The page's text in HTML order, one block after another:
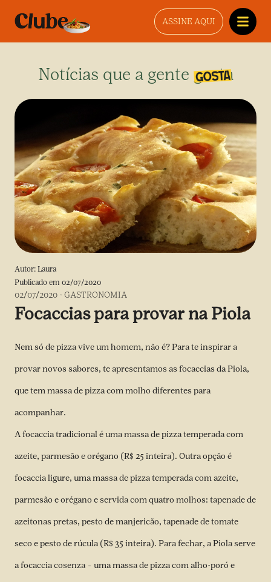
ASSINE AQUI
Notícias que a gente gosta
Autor: Laura
Publicado em 02/07/2020
02/07/2020 -GASTRONOMIA
Focaccias para provar na Piola
Nem só de pizza vive um homem, não é? Para te inspirar a
provar novos sabores, te apresentamos as focaccias da Piola,
que tem massa de pizza com molho diferentes para
acompanhar.
A focaccia tradicional é uma massa de pizza temperada com
azeite, parmesão e orégano (R$ 25 inteira). Outra opção é
focaccia ligure, uma massa de pizza temperada com azeite,
parmesão e orégano e servida com quatro molhos: tapenade de
azeitonas pretas, pesto de manjericão, tapenade de tomate
seco e pesto de rúcula (R$ 35 inteira). Para fechar, a Piola serve
a focaccia cosenza – uma massa de pizza com alho-poró e